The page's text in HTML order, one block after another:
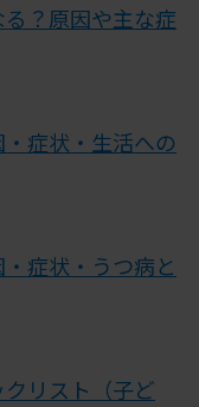
？原因や主な症
症状・生活への
症状・うつ病と
リスト（子ど